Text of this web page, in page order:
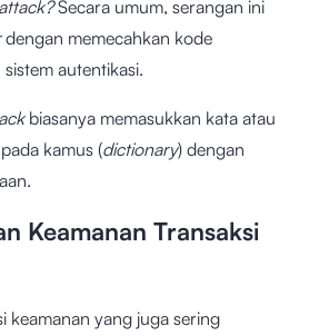
Secara umum, serangan ini
dengan memecahkan kode
autentikasi.
biasanya memasukkan kata atau
kamus (dictionary) dengan
Keamanan Transaksi
keamanan yang juga sering